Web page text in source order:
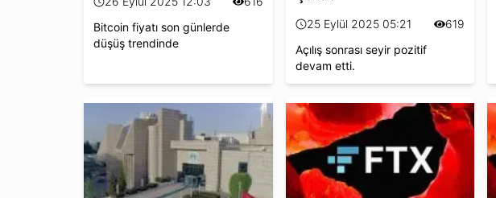
Bitcoin fiyatı son günlerde
düşüş trendinde
25 Eylül 2025 05:21
619
Açılış sonrası seyir pozitif
devam etti.